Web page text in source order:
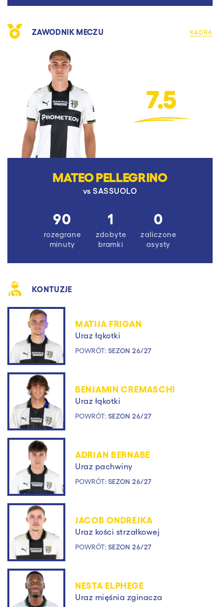
ZAWODNIK MECZU KADRA
7.5
MATEO PELLEGRINO
vsSASSUOLO
90
rozegrane
minuty
1
zdobyte
bramki
0
zaliczone
asysty
KONTUZJE
MATIJA FRIGAN
Uraz łąkotki
POWRÓT: SEZON 26/27
BENJAMIN CREMASCHI
Uraz łąkotki
POWRÓT: SEZON 26/27
ADRIAN BERNABE
Uraz pachwiny
POWRÓT: SEZON 26/27
JACOB ONDREJKA
Uraz kości strzałkowej
POWRÓT: SEZON 26/27
NESTA ELPHEGE
Uraz mięśnia zginacza